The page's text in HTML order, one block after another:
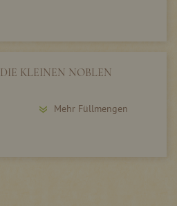
DIE KLEINEN NOBLEN
Mehr Füllmengen